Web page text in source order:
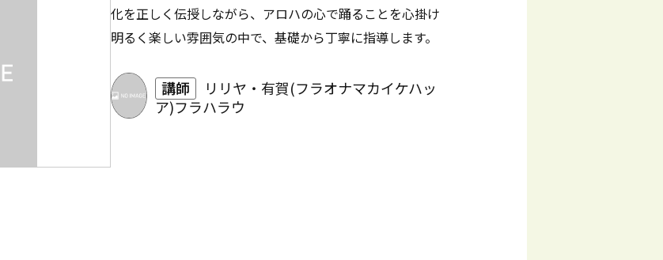
化を正しく伝授しながら、アロハの心で踊ることを心掛け
明るく楽しい雰囲気の中で、基礎から丁寧に指導します。
講師
リリヤ・有賀(フラオナマカイケハッ
ア)フラハラウ